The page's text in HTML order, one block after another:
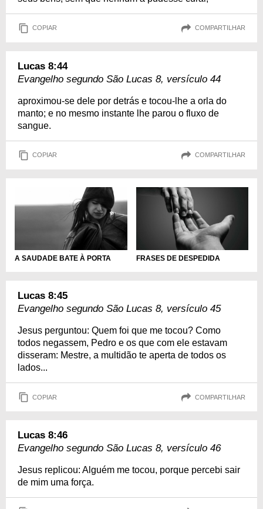
COPIAR COMPARTILHAR
Lucas 8:44
Evangelho segundo São Lucas 8, versículo 44
aproximou-se dele por detrás e tocou-lhe a orla do
manto; e no mesmo instante lhe parou o fluxo de
sangue.
COPIAR COMPARTILHAR
A SAUDADE BATE À PORTA FRASES DE DESPEDIDA
Lucas 8:45
Evangelho segundo São Lucas 8, versículo 45
Jesus perguntou: Quem foi que me tocou? Como
todos negassem, Pedro e os que com ele estavam
disseram: Mestre, a multidão te aperta de todos os
lados...
COPIAR COMPARTILHAR
Lucas 8:46
Evangelho segundo São Lucas 8, versículo 46
Jesus replicou: Alguém me tocou, porque percebi sair
de mim uma força.